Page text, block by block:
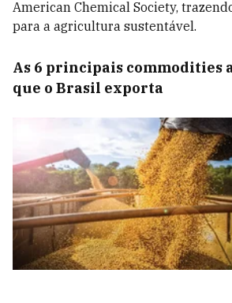
American Chemical Society,
para a agricultura sustentável.
As 6 principais commodities
que o Brasil exporta